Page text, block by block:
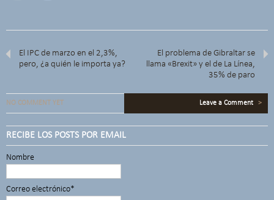
El IPC de marzo en el 2,3%,
pero, ¿a quién le importa ya?
El problema de Gibraltar se
llama «Brexit» y el de La Línea,
35% de paro
NO COMMENT YET Leave a Comment >
RECIBE LOS POSTS POR EMAIL
Nombre
Correo electrónico*